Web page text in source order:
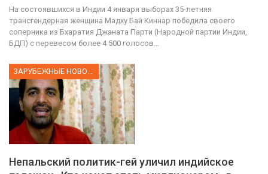
На состоявшихся в Индии 4 января выборах 35-летняя
трансгендерная женщина Мадху Бай Киннар победила своего
соперника из Бхаратия Джаната Парти (Народной партии Индии,
БДП) с перевесом более 4 500 голосов…
ЗАРУБЕЖНЫЕ НОВОСТИ
Непальский политик-гей уличил индийское